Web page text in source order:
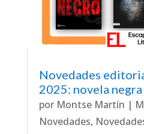
Novedades
2025: novela
por Montse Martín |
Novedades,